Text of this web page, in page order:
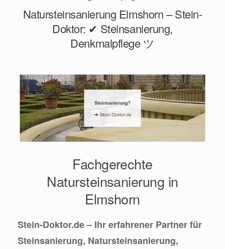
Natursteinsanierung Elmshorn – Stein-
Doktor: ✔ Steinsanierung,
Denkmalpflege ツ
Fachgerechte
Natursteinsanierung in
Elmshorn
Stein-Doktor.de – Ihr erfahrener Partner für
Steinsanierung, Natursteinsanierung,